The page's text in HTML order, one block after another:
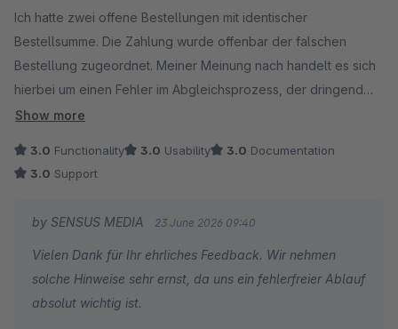
Ich hatte zwei offene Bestellungen mit identischer
Bestellsumme. Die Zahlung wurde offenbar der falschen
Bestellung zugeordnet. Meiner Meinung nach handelt es sich
hierbei um einen Fehler im Abgleichsprozess, der dringend
behoben werden sollte. Andernfalls besteht die Gefahr, dass
haben, während bezahlte Bestellungen fälschlicherweise
zurückgehalten werden. Eine zuverlässige Zuordnung sollte
Bestellsumme erfolgen.
Show more
3.0 Functionality 3.0 Usability 3.0 Documentation
3.0 Support
by SENSUS MEDIA 23 June 2026 09:40
Vielen Dank für Ihr ehrliches Feedback. Wir nehmen
solche Hinweise sehr ernst, da uns ein fehlerfreier Ablauf
absolut wichtig ist.